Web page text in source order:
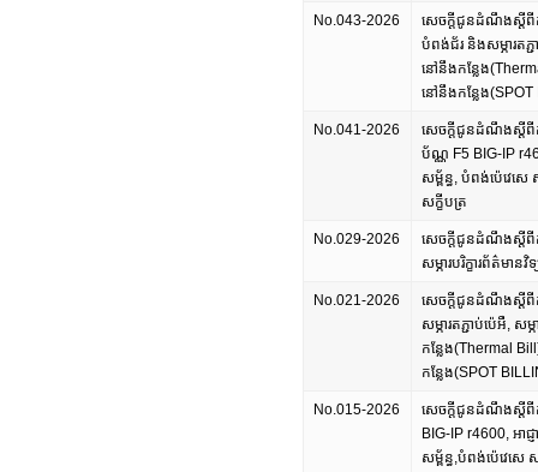
No.043-2026
សេចក្តីជូនដំណឹងស្តីពីក
បំពង់ជ័រ និងសម្ភារតភ្ជ
នៅនឹងកន្លែង
នៅនឹងកន្លែង
No.041-2026
សេចក្តីជូនដំណឹងស្តីពីកា
ប័ណ្ណ F5 BIG-IP
សម្ព័ន្ធ, បំពង់ប៉េវេសេ
សក្ខីបត្រ
No.029-2026
សេចក្តីជូនដំណឹងស្តីពីក
សម្ភារបរិក្ខារព័ត៌មានវិទ្
No.021-2026
សេចក្តីជូនដំណឹងស្តីពីក
សម្ភារតភ្ជាប់ប៉េអឺ, ស
កន្លែង(Thermal
កន្លែង(SPOT
No.015-2026
សេចក្តីជូនដំណឹងស្តីពីកា
BIG-IP r4600, អាជ្
សម្ព័ន្ធ,បំពង់ប៉េវេសេ